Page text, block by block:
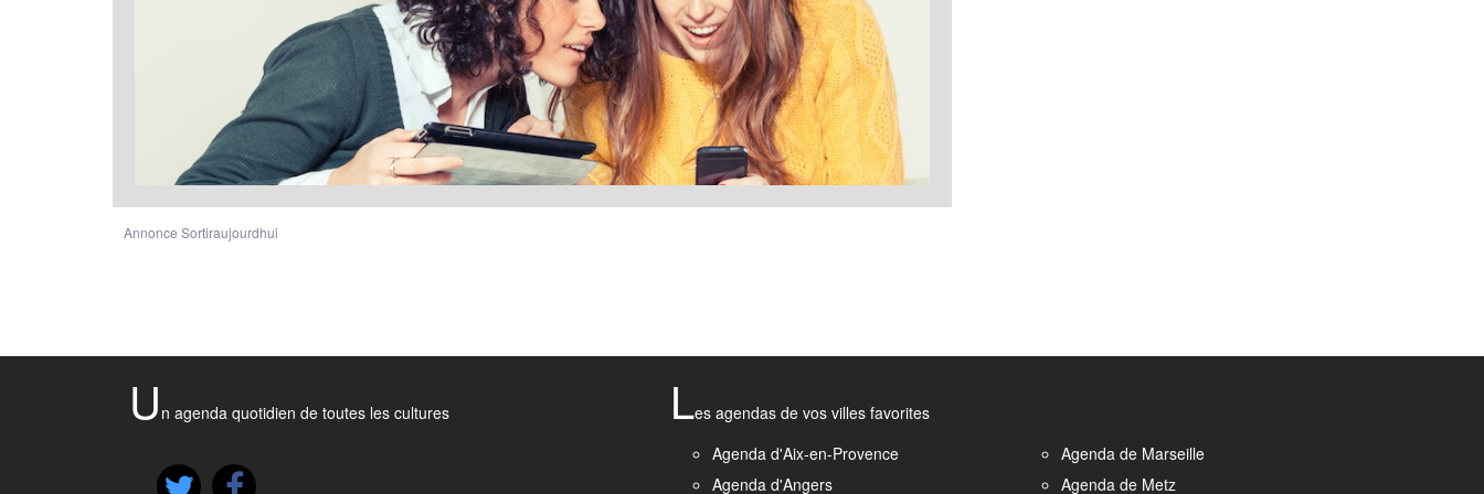
Annonce Sortiraujourdhui
U n agenda quotidien de toutes les cultures Les agendas de vos villes favorites
Agenda d'Aix-en-Provence
Agenda d'Angers
Agenda de Marseille
Agenda de Metz